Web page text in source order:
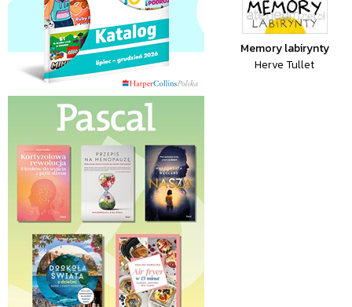
Memory labirynty
Herve Tullet